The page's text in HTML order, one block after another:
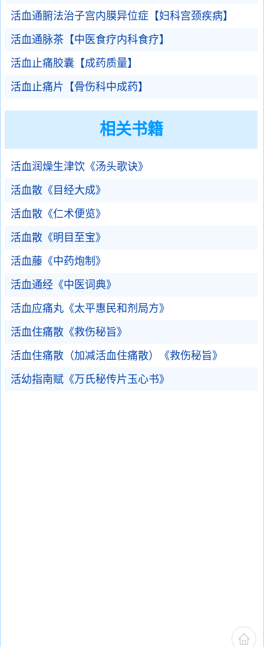
活血通腑法治子宫内膜异位症【妇科宫颈疾病】
活血通脉茶【中医食疗内科食疗】
活血止痛胶囊【成药质量】
活血止痛片【骨伤科中成药】
相关书籍
活血润燥生津饮《汤头歌诀》
活血散《目经大成》
活血散《仁术便览》
活血散《明目至宝》
活血藤《中药炮制》
活血通经《中医词典》
活血应痛丸《太平惠民和剂局方》
活血住痛散《救伤秘旨》
活血住痛散（加减活血住痛散）《救伤秘旨》
活幼指南赋《万氏秘传片玉心书》